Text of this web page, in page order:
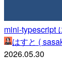
mini-typescript
はすと (
2026.05.30